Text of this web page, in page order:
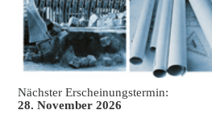
Nächster Erscheinungstermin:
28. November 2026